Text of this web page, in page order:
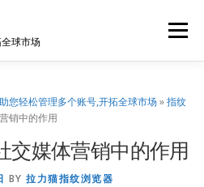
球市场
Menu
账号登录 软件下载
您轻松管理多个账号,开拓全球市场»指纹
销中的作用
交媒体营销中的作用
BY 拉力猫指纹浏览器